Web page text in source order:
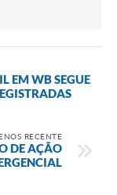
EM WB SEGUE
RECENTE
DE AÇÃO